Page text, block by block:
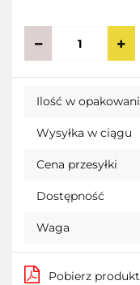
Ilość w
Wysyłka w ciągu
Cena przesyłki
Dostępność
Waga
Pobierz